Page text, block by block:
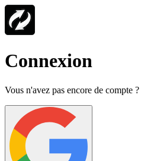
Connexion
Vous n'avez pas encore de compte ?